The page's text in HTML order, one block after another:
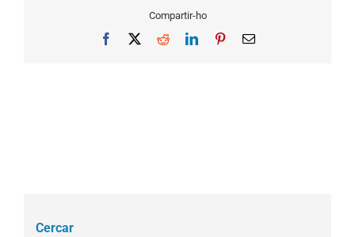
Compartir-ho
Facebook RedditLinkedInPinterestEmail
Cercar